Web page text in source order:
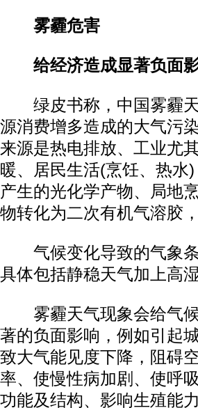
雾霾危害
给经济造成显著负面
绿皮书称，中国雾霾天
源消费增多造成的大气污
来源是热电排放、工业尤
暖、居民生活(烹饪、热水
产生的光化学产物、局地
物转化为二次有机气溶胶
气候变化导致的气象条
具体包括静稳天气加上高
雾霾天气现象会给气候
著的负面影响，例如引起
致大气能见度下降，阻碍
率、使慢性病加剧、使呼
功能及结构、影响生殖能